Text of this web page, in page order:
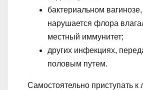
бактериальном вагинозе,
нарушается флора
местный иммунитет;
других инфекциях,
половым путем.
Самостоятельно приступать к